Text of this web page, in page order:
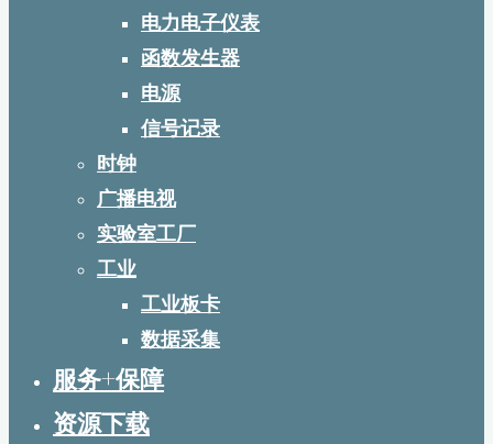
电力电子仪表
函数发生器
电源
信号记录
时钟
广播电视
实验室工厂
工业
工业板卡
数据采集
服务+保障
资源下载